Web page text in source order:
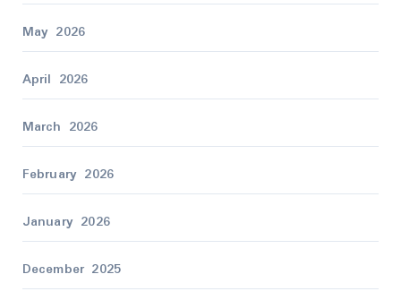
May 2026
April 2026
March 2026
February 2026
January 2026
December 2025